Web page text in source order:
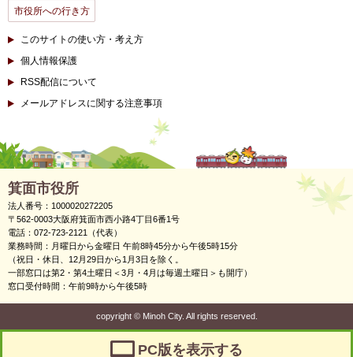
市役所への行き方
このサイトの使い方・考え方
個人情報保護
RSS配信について
メールアドレスに関する注意事項
箕面市役所
法人番号：1000020272205
〒562-0003大阪府箕面市西小路4丁目6番1号
電話：072-723-2121（代表）
業務時間：月曜日から金曜日 午前8時45分から午後5時15分
（祝日・休日、12月29日から1月3日を除く。
一部窓口は第2・第4土曜日＜3月・4月は毎週土曜日＞も開庁）
窓口受付時間：午前9時から午後5時
copyright ©Minoh City. All rights reserved.
PC版を表示する